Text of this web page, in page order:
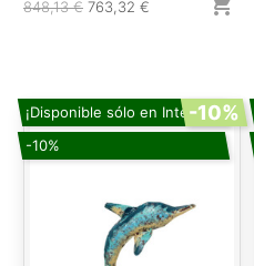
848,13 € 763,32 €
¡Disponible sólo en Internet!
-10%
-10%